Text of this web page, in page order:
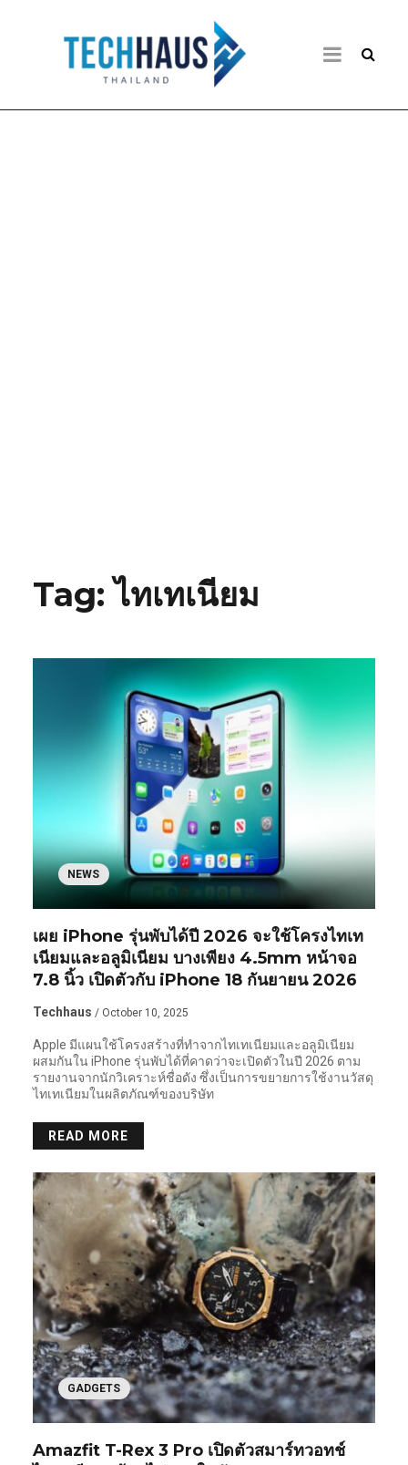
Tag:ไทเทเนียม
NEWS
เผย iPhone รุ่นพับได้ปี 2026 จะใช้โครงไทเท
เนียมและอลูมิเนียม บางเพียง 4.5mm หน้าจอ
7.8 นิ้ว เปิดตัวกับ iPhone 18 กันยายน 2026
Techhaus / October 10, 2025
Apple มีแผนใช้โครงสร้างที่ทำจากไทเทเนียมและอลูมิเนียม
ผสมกันใน iPhone รุ่นพับได้ที่คาดว่าจะเปิดตัวในปี 2026 ตาม
รายงานจากนักวิเคราะห์ชื่อดัง ซึ่งเป็นการขยายการใช้งานวัสดุ
ไทเทเนียมในผลิตภัณฑ์ของบริษัท
READ MORE
GADGETS
Amazfit T-Rex 3 Pro เปิดตัวสมาร์ทวอทช์